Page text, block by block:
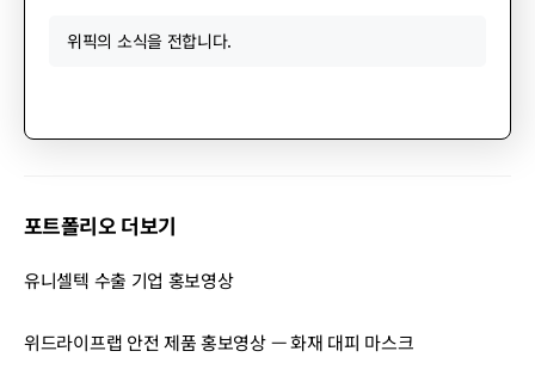
위픽의 소식을 전합니다.
포트폴리오 더보기
유니셀텍 수출 기업 홍보영상
위드라이프랩 안전 제품 홍보영상 — 화재 대피 마스크